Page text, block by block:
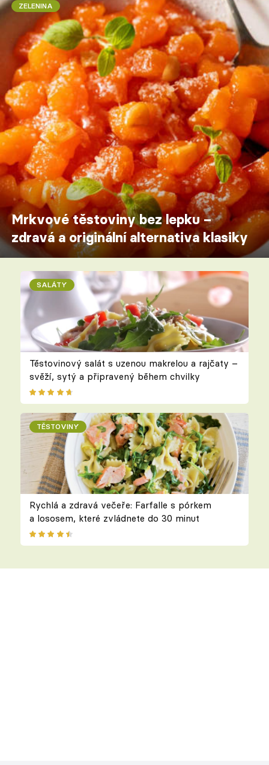
ZELENINA
Mrkvové těstoviny bez lepku –
zdravá a originální alternativa klasiky
SALÁTY
Těstovinový salát s uzenou makrelou a rajčaty –
svěží, sytý a připravený během chvilky
TĚSTOVINY
Rychlá a zdravá večeře: Farfalle s pórkem
a lososem, které zvládnete do 30 minut